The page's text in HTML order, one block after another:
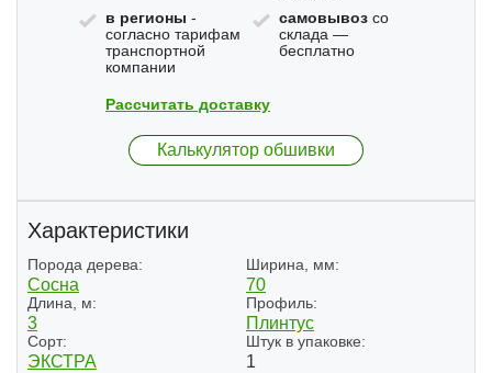
в регионы -
согласно тарифам
транспортной
компании
самовывозсо
склада —
бесплатно
Рассчитать доставку
Калькулятор обшивки
Характеристики
Порода дерева:
Сосна
Ширина, мм:
70
Длина, м:
3
Профиль:
Плинтус
Сорт:
ЭКСТРА
Штук в упаковке:
1